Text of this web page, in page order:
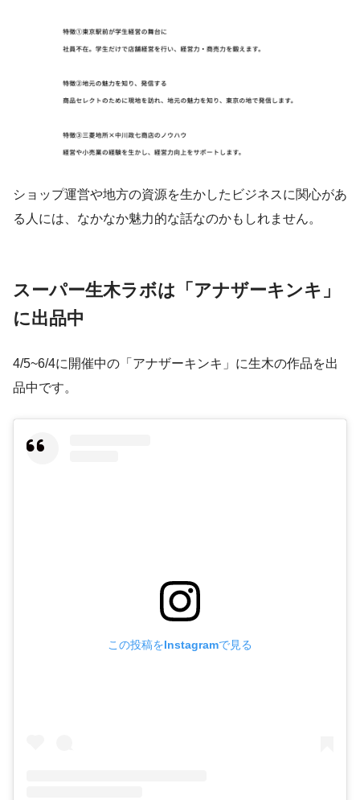
ショップ運営や地方の資源を生かしたビジネスに関心があ
る人には、なかなか魅力的な話なのかもしれません。
スーパー生木ラボは「アナザーキンキ」
に出品中
4/5~6/4に開催中の「アナザーキンキ」に生木の作品を出
品中です。
この投稿をInstagramで見る